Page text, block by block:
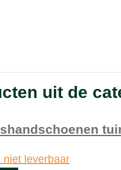
uit de
niet leverbaar